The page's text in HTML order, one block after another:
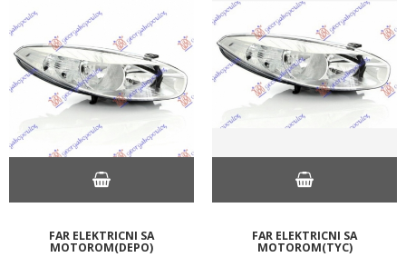
FAR ELEKTRICNI SA
MOTOROM(DEPO)
FAR ELEKTRICNI SA
MOTOROM(TYC)